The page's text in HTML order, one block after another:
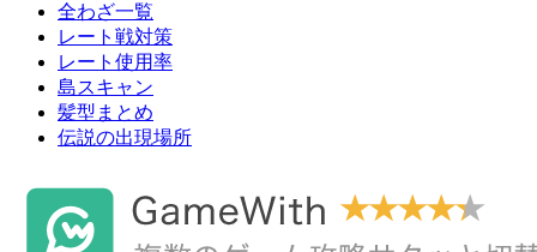
全わざ一覧
レート戦対策
レート使用率
島スキャン
髪型まとめ
伝説の出現場所